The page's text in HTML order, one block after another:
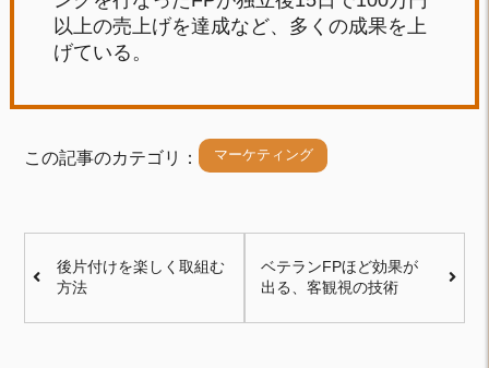
以上の売上げを達成など、多くの成果を上
げている。
この記事のカテゴリ： マーケティング
後片付けを楽しく取組む
方法
ベテランFPほど効果が
出る、客観視の技術